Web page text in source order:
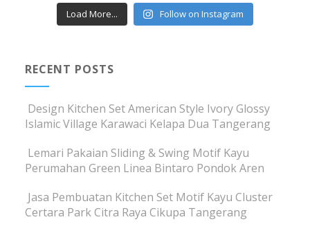
Load More... Follow on Instagram
RECENT POSTS
Design Kitchen Set American Style Ivory Glossy
Islamic Village Karawaci Kelapa Dua Tangerang
Lemari Pakaian Sliding & Swing Motif Kayu
Perumahan Green Linea Bintaro Pondok Aren
Jasa Pembuatan Kitchen Set Motif Kayu Cluster
Certara Park Citra Raya Cikupa Tangerang